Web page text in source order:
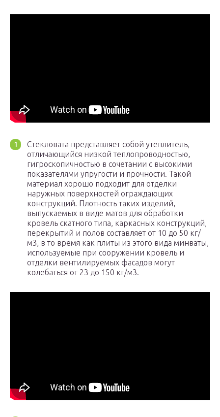
Стекловата представляет собой утеплитель,
отличающийся низкой теплопроводностью,
гигроскопичностью в сочетании с высокими
показателями упругости и прочности. Такой
материал хорошо подходит для отделки
наружных поверхностей ограждающих
конструкций. Плотность таких изделий,
выпускаемых в виде матов для обработки
кровель скатного типа, каркасных конструкций,
перекрытий и полов составляет от 10 до 50 кг/
м3, в то время как плиты из этого вида минваты,
используемые при сооружении кровель и
отделки вентилируемых фасадов могут
колебаться от 23 до 150 кг/м3.